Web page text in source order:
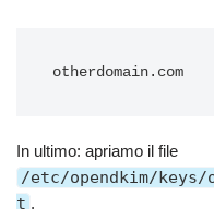
In ultimo: apriamo il file
/etc/opendkim/
t .